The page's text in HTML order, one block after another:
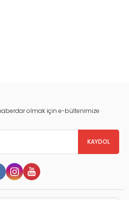
olmak için e-bültenimize
KAYDOL